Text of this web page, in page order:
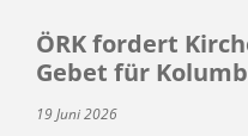
ÖRK fordert
Gebet für
19 Juni 2026